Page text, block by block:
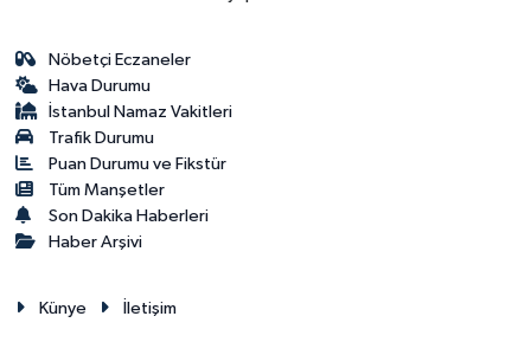
Nöbetçi Eczaneler
Hava Durumu
İstanbul Namaz Vakitleri
Trafik Durumu
Puan Durumu ve Fikstür
Tüm Manşetler
Son Dakika Haberleri
Haber Arşivi
Künye İletişim